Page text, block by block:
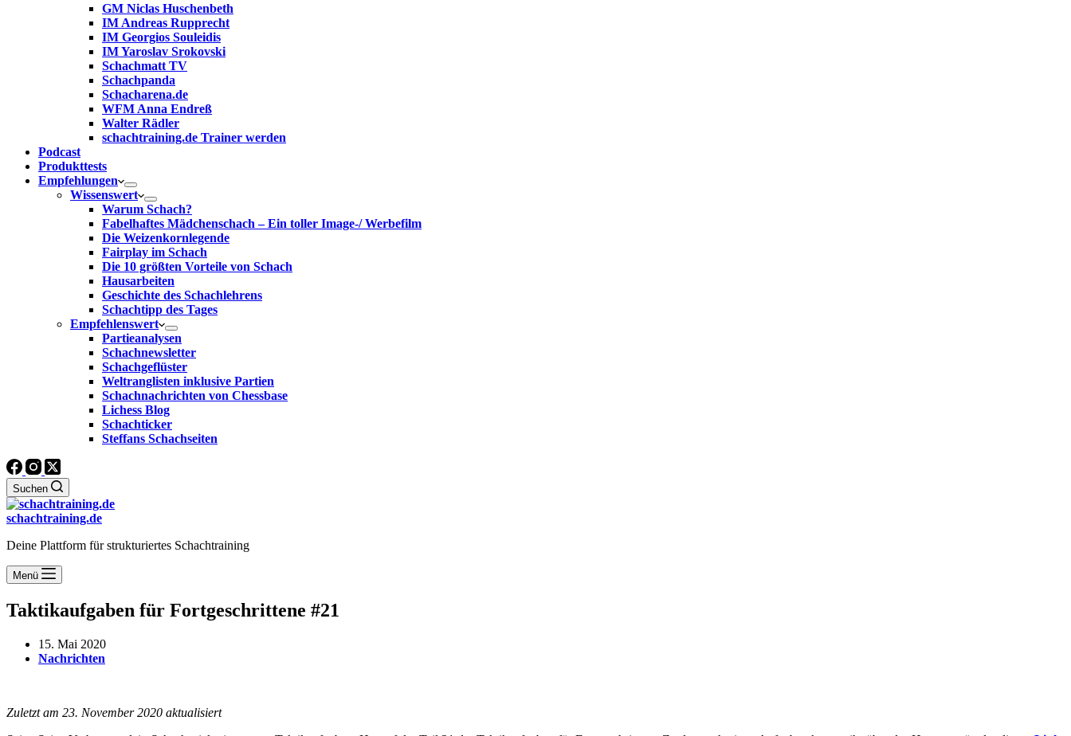
GM Niclas Huschenbeth
IM Andreas Rupprecht
IM Georgios Souleidis
IM Yaroslav Srokovski
Schachmatt TV
Schachpanda
Schacharena.de
WFM Anna Endreß
Walter Rädler
schachtraining.de Trainer werden
Podcast
Produkttests
Empfehlungen
Wissenswert
Warum Schach?
Fabelhaftes Mädchenschach – Ein toller Image-/ Werbefilm
Die Weizenkornlegende
Fairplay im Schach
Die 10 größten Vorteile von Schach‎
Hausarbeiten
Geschichte des Schachlehrens
Schachtipp des Tages
Empfehlenswert
Partieanalysen
Schachnewsletter
Schachgeflüster
Weltranglisten inklusive Partien
Schachnachrichten von Chessbase
Lichess Blog
Schachticker
Steffans Schachseiten
Suchen
schachtraining.de
Deine Plattform für strukturiertes Schachtraining
Menü
Taktikaufgaben für Fortgeschrittene #21
15. Mai 2020
Nachrichten
Zuletzt am 23. November 2020 aktualisiert